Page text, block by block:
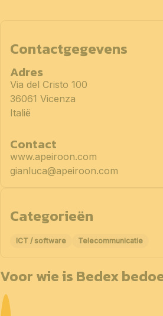
Contactgegevens
Adres
Via del Cristo 100
36061 Vicenza
Italië
Contact
www.apeiroon.com
gianluca@apeiroon.com
Categorieën
ICT / software Telecommunicatie
Voor wie is Bedex